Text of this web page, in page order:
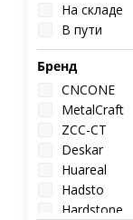
На складе
В пути
Бренд
CNCONE
MetalCraft
ZCC-CT
Deskar
Huareal
Hadsto
Hardstone